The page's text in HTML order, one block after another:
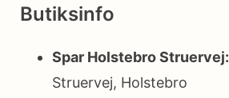
Butiksinfo
Spar Holstebro Struervej:
Struervej, Holstebro